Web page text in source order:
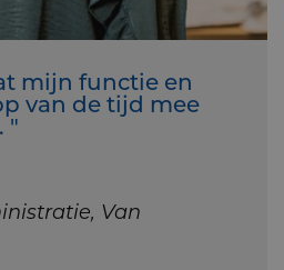
mijn functie en
van de tijd mee
"
Van